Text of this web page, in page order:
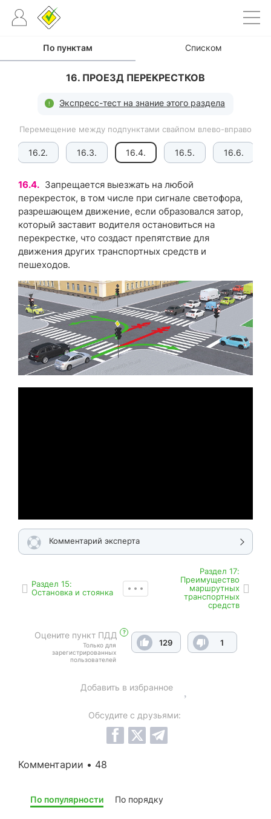
По пунктам Списком
16. ПРОЕЗД ПЕРЕКРЕСТКОВ
Экспресс-тест на знание этого раздела
Перемещение между подпунктами свайпом влево-вправо
16.2. 16.3. 16.4. 16.5. 16.6.
16.4. Запрещается выезжать на любой
перекресток, в том числе при сигнале светофора,
разрешающем движение, если образовался затор,
который заставит водителя остановиться на
перекрестке, что создаст препятствие для
движения других транспортных средств и
пешеходов.
Комментарий эксперта
Раздел 15:
Остановка и стоянка
Раздел 17:
Преимущество
маршрутных
транспортных
средств
Оцените пункт ПДД ?
Только для
зарегистрированных
пользователей
129 1
Добавить в избранное
Обсудите с друзьями:
Комментарии • 48
По популярности По порядку